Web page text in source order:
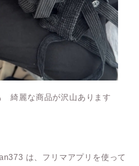
綺麗な商品が沢山あります
は、フリマアプリを使って